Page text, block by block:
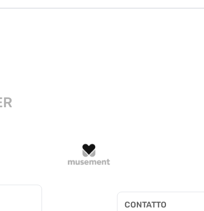
CONTATTO